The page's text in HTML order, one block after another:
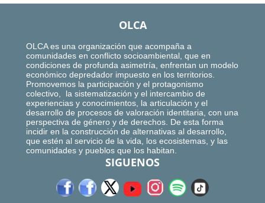
OLCA
OLCA es una organización que acompaña a
comunidades en conflicto socioambiental, que en
condiciones de profunda asimetría, enfrentan un modelo
económico depredador impuesto en los territorios.
Promovemos la participación y el protagonismo
colectivo, la sistematización y el intercambio de
experiencias y conocimientos, la articulación y el
desarrollo de procesos de valoración identitaria, con una
perspectiva de género y de derechos. De esta forma
incidir en la construcción de alternativas al desarrollo,
que estén al servicio de la vida, los ecosistemas, y las
comunidades y pueblos que los habitan.
SIGUENOS